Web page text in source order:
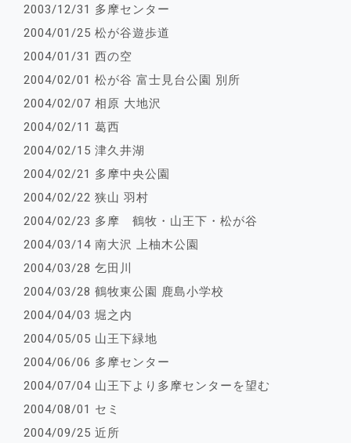
2003/12/31 多摩センター
2004/01/25 松が谷遊歩道
2004/01/31 西の空
2004/02/01 松が谷 富士見台公園 別所
2004/02/07 相原 大地沢
2004/02/11 葛西
2004/02/15 津久井湖
2004/02/21 多摩中央公園
2004/02/22 狭山 羽村
2004/02/23 多摩 鶴牧・山王下・松が谷
2004/03/14 南大沢 上柚木公園
2004/03/28 乞田川
2004/03/28 鶴牧東公園 鹿島小学校
2004/04/03 堀之内
2004/05/05 山王下緑地
2004/06/06 多摩センター
2004/07/04 山王下より多摩センターを望む
2004/08/01 セミ
2004/09/25 近所